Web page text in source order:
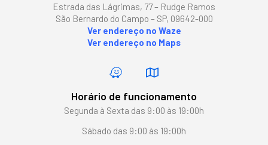
Estrada das Lágrimas, 77 – Rudge Ramos
São Bernardo do Campo – SP, 09642-000
Ver endereço no Waze
Ver endereço no Maps
Horário de funcionamento
Segunda à Sexta das 9:00 às 19:00h
Sábado das 9:00 às 19:00h